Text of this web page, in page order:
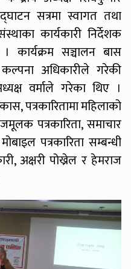
सत्रमा स्वागत तथा
कार्यकारी निर्देशक
कार्यक्रम सञ्चालन बास
अधिकारीले गरेकी
वर्माले गरेका थिए ।
पत्रकारितामा महिलाको
पत्रकारिता, समाचार
पत्रकारिता सम्बन्धी
अक्षरी पोख्रेल र हेमराज